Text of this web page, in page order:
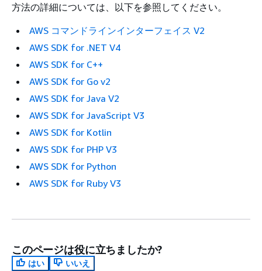
方法の詳細については、以下を参照してください。
AWS コマンドラインインターフェイス V2
AWS SDK for .NET V4
AWS SDK for C++
AWS SDK for Go v2
AWS SDK for Java V2
AWS SDK for JavaScript V3
AWS SDK for Kotlin
AWS SDK for PHP V3
AWS SDK for Python
AWS SDK for Ruby V3
このページは役に立ちましたか?
はい
いいえ